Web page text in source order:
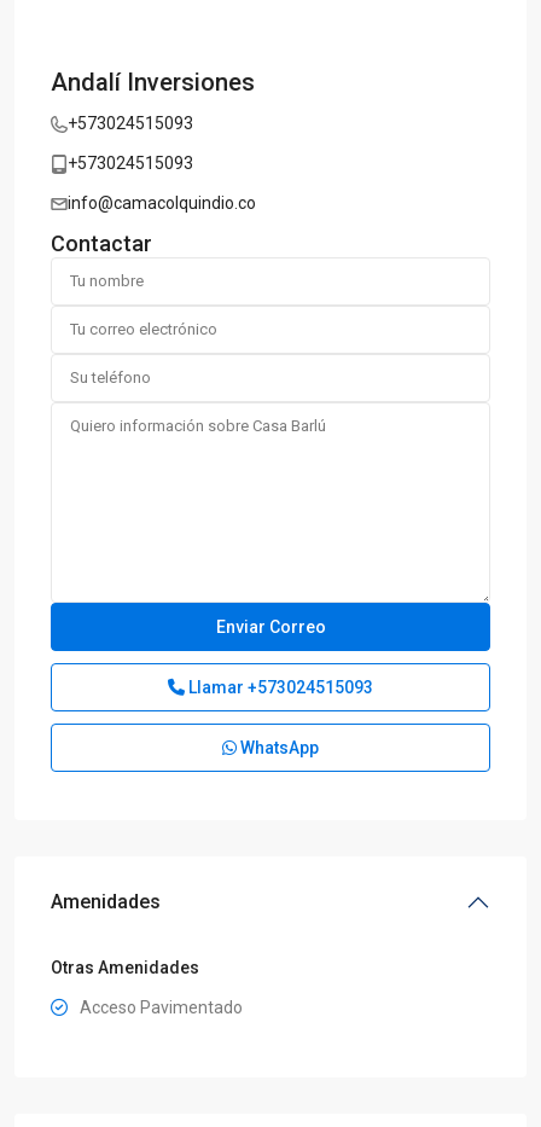
Andalí Inversiones
+573024515093
+573024515093
info@camacolquindio.co
Contactar
Llamar +573024515093
WhatsApp
Amenidades
Otras Amenidades
Acceso Pavimentado